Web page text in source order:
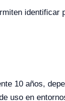
identificar
10 años,
uso en